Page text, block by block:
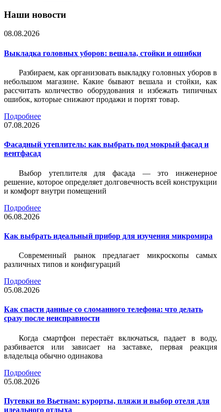
Наши новости
08.08.2026
Выкладка головных уборов: вешала, стойки и ошибки
Разбираем, как организовать выкладку головных уборов в
небольшом магазине. Какие бывают вешала и стойки, как
рассчитать количество оборудования и избежать типичных
ошибок, которые снижают продажи и портят товар.
Подробнее
07.08.2026
Фасадный утеплитель: как выбрать под мокрый фасад и
вентфасад
Выбор утеплителя для фасада — это инженерное
решение, которое определяет долговечность всей конструкции
и комфорт внутри помещений
Подробнее
06.08.2026
Как выбрать идеальный прибор для изучения микромира
Современный рынок предлагает микроскопы самых
различных типов и конфигураций
Подробнее
05.08.2026
Как спасти данные со сломанного телефона: что делать
сразу после неисправности
Когда смартфон перестаёт включаться, падает в воду,
разбивается или зависает на заставке, первая реакция
владельца обычно одинакова
Подробнее
05.08.2026
Путевки во Вьетнам: курорты, пляжи и выбор отеля для
идеального отдыха